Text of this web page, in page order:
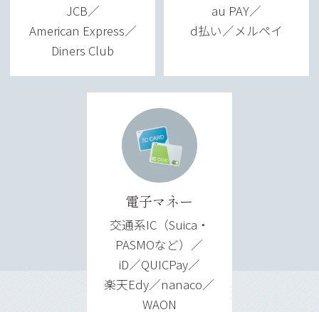
JCB／
American Express／
Diners Club
au PAY／
d払い／メルペイ
電子マネー
交通系IC（Suica・
PASMOなど）／
iD／QUICPay／
楽天Edy／nanaco／
WAON